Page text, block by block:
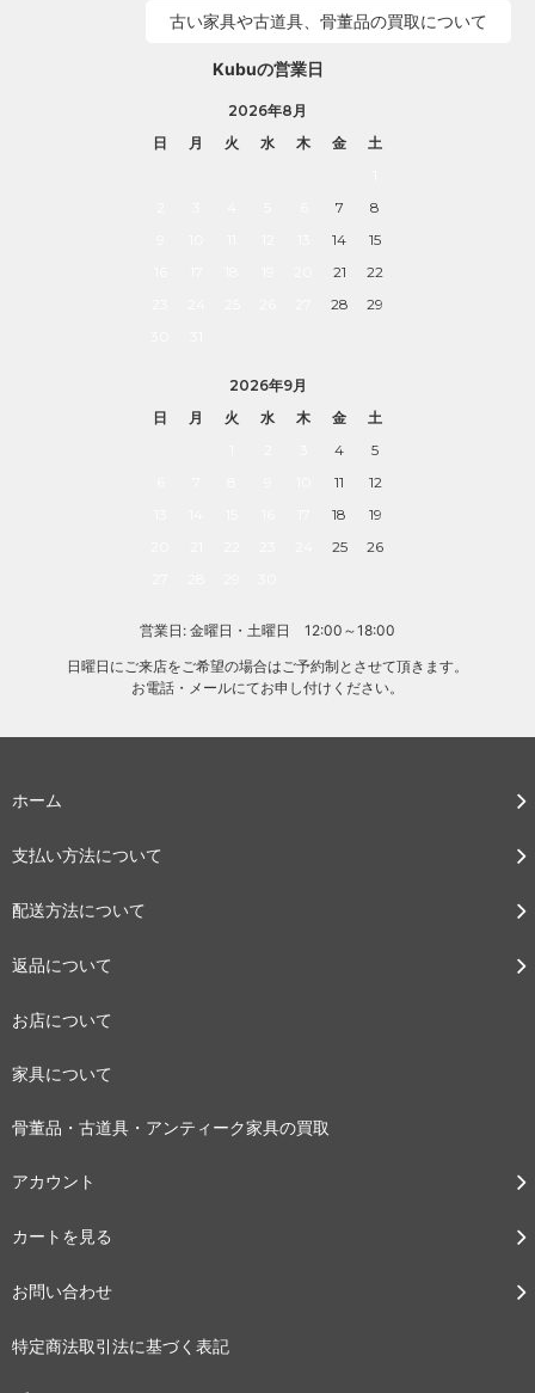
古い家具や古道具、骨董品の買取について
Kubuの営業日
2026年8月
日
月 火 水 木 金
土
7
8
14
15
21
22
28
29
2026年9月
日
月 火 水 木 金
土
4
5
11
12
18
19
25
26
営業日: 金曜日・土曜日 12:00～18:00
日曜日にご来店をご希望の場合はご予約制とさせて頂きます。
お電話・メールにてお申し付けください。
ホーム
支払い方法について
配送方法について
返品について
お店について
家具について
骨董品・古道具・アンティーク家具の買取
アカウント
カートを見る
お問い合わせ
特定商法取引法に基づく表記